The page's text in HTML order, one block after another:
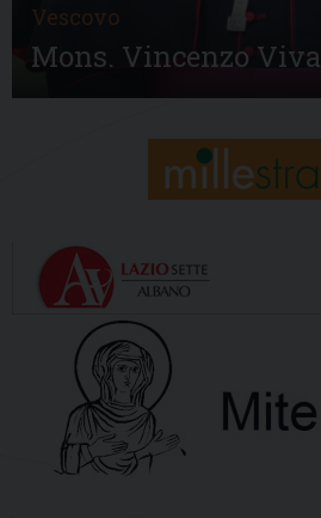
Vescovo
Mons. Vincenzo Viva